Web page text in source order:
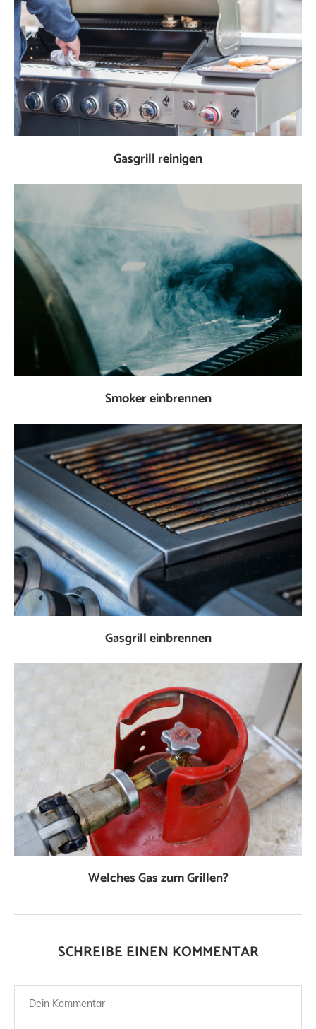
Gasgrill reinigen
Smoker einbrennen
Gasgrill einbrennen
Welches Gas zum Grillen?
SCHREIBE EINEN KOMMENTAR